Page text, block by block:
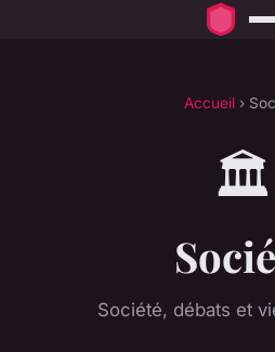
Accueil ›
🏛️
Société, débats et